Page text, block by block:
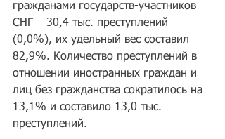
гражданами государств-участников
СНГ – 30,4 тыс. преступлений
(0,0%), их удельный вес составил –
82,9%. Количество преступлений в
отношении иностранных граждан и
лиц без гражданства сократилось на
13,1% и составило 13,0 тыс.
преступлений.